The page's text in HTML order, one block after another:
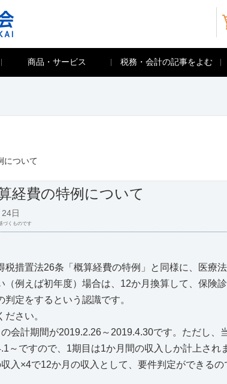
商品・サービス 税務・会計の記事をよむ
について
経費の特例について
日
づくものです
措置法26条「概算経費の特例」と同様に、医療
（例えば初年度）場合は、12か月換算して、保険
判定をするという認識です。
さい。
会計期間が2019.2.26～2019.4.30です。ただし、
～ですので、1期目は1か月間の収入しか計上され
入×4で12か月の収入として、要件判定ができるの